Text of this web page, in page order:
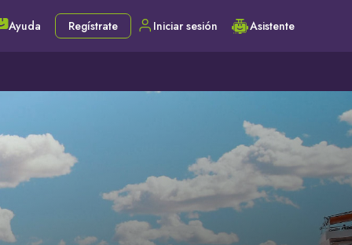
Ayuda Regístrate Iniciar sesión Asistente